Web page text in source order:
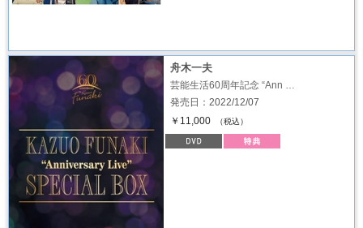
舟木一夫
芸能生活60周年記念 “Ann …
発売日：2022/12/07
￥11,000
（税込）